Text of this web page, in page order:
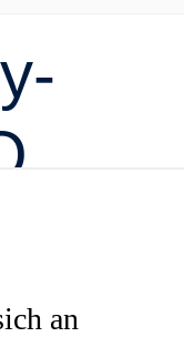
an